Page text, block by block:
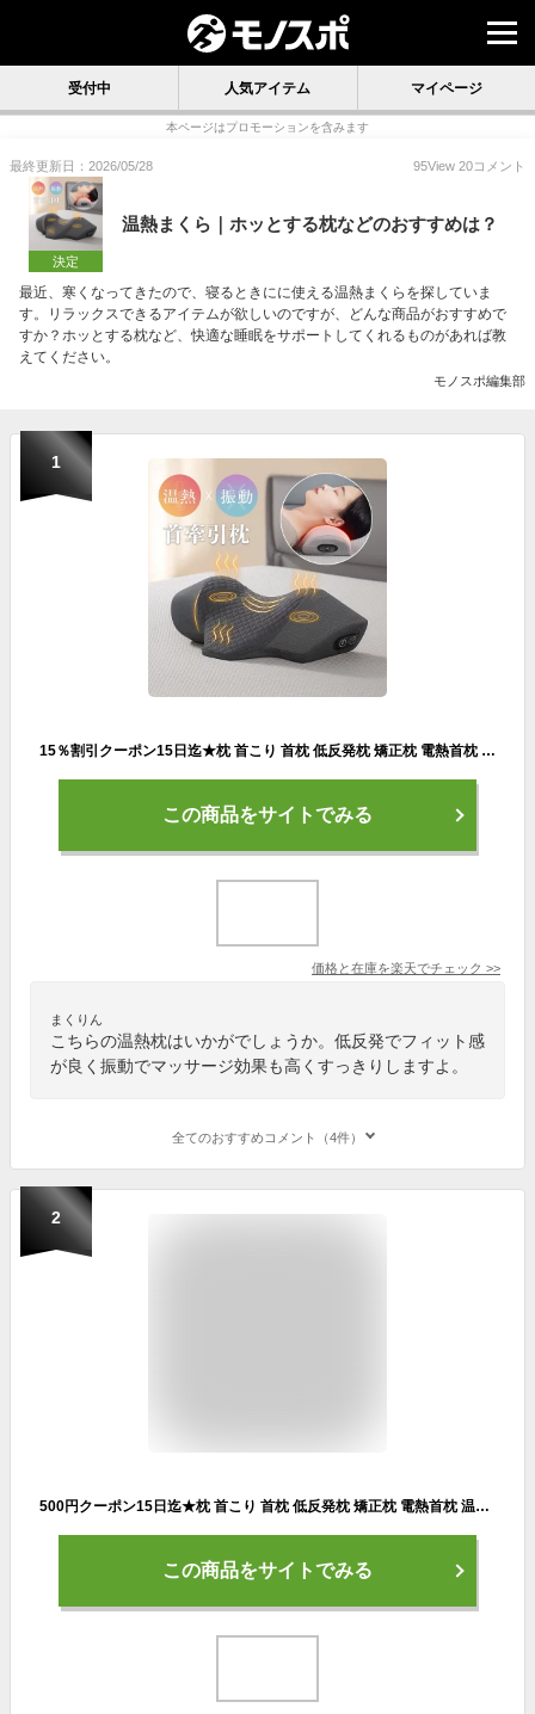
受付中 人気アイテム マイページ
本ページはプロモーションを含みます
最終更新日：2026/05/28 95View 20コメント
決定
温熱まくら｜ホッとする枕などのおすすめは？
最近、寒くなってきたので、寝るときにに使える温熱まくらを探していま
す。リラックスできるアイテムが欲しいのですが、どんな商品がおすすめで
すか？ホッとする枕など、快適な睡眠をサポートしてくれるものがあれば教
えてください。
モノスポ編集部
1
15％割引クーポン15日迄★枕 首こり 首枕 低反発枕 矯正枕 電熱首枕 温熱枕 振動 肩甲骨 頸椎 温め あったか まくら スマホ首 ネックストレッチャー 猫背 解消グッズ 首 肩こ 首 サポーター 首が伸ば 防寒 ヒーター 快眠 安眠 ストレート枕 矯正グッズ 母の日 プレゼント
この商品をサイトでみる
価格と在庫を楽天でチェック >>
まくりん
こちらの温熱枕はいかがでしょうか。低反発でフィット感
が良く振動でマッサージ効果も高くすっきりしますよ。
全てのおすすめコメント（4件）
2
500円クーポン15日迄★枕 首こり 首枕 低反発枕 矯正枕 電熱首枕 温熱枕 肩甲骨 頸椎 温め あったか まくら スマホ首 ネックストレッチャー 猫背 解消グッズ 首 肩こ 首 サポーター 温め機能 ネックピロー 首が伸ば 快眠 安眠 ストレート枕 母の日 プレゼント
この商品をサイトでみる